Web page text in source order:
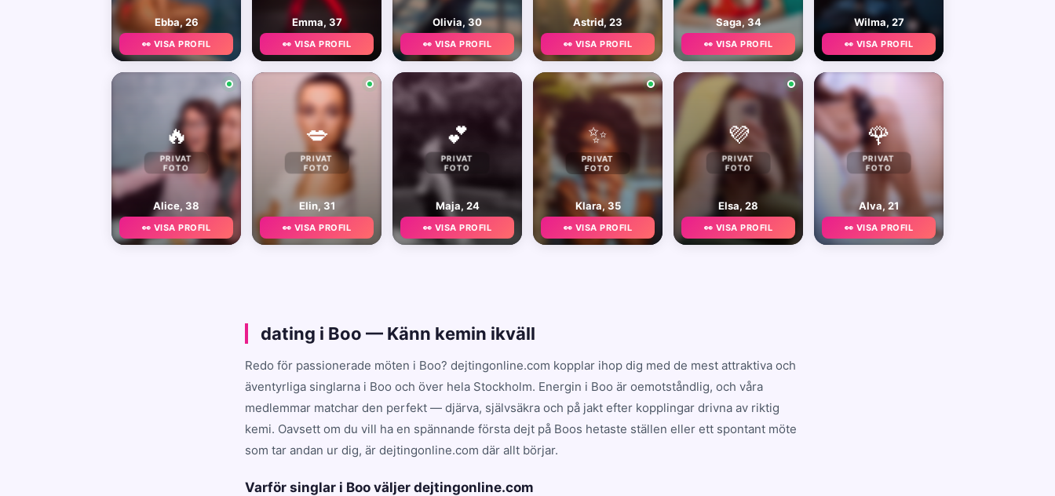
Ebba, 26
👀 VISA PROFIL
Emma, 37
👀 VISA PROFIL
Olivia, 30
👀 VISA PROFIL
Astrid, 23
👀 VISA PROFIL
Saga, 34
👀 VISA PROFIL
Wilma, 27
👀 VISA PROFIL
🔥
PRIVAT
FOTO
Alice, 38
👀 VISA PROFIL
💋
PRIVAT
FOTO
Elin, 31
👀 VISA PROFIL
💕
PRIVAT
FOTO
Maja, 24
👀 VISA PROFIL
✨
PRIVAT
FOTO
Klara, 35
👀 VISA PROFIL
💜
PRIVAT
FOTO
Elsa, 28
👀 VISA PROFIL
🌹
PRIVAT
FOTO
Alva, 21
👀 VISA PROFIL
dating i Boo — Känn kemin ikväll
Redo för passionerade möten i Boo? dejtingonline.com kopplar ihop dig med de mest attraktiva och
äventyrliga singlarna i Boo och över hela Stockholm. Energin i Boo är oemotståndlig, och våra
medlemmar matchar den perfekt — djärva, självsäkra och på jakt efter kopplingar drivna av riktig
kemi. Oavsett om du vill ha en spännande första dejt på Boos hetaste ställen eller ett spontant möte
som tar andan ur dig, är dejtingonline.com där allt börjar.
Varför singlar i Boo väljer dejtingonline.com